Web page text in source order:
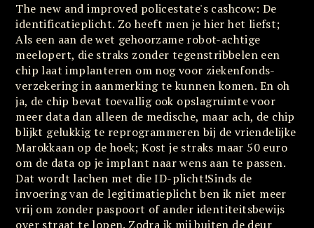
The new and improved policestate's cashcow: De
identificatieplicht. Zo heeft men je hier het liefst;
Als een aan de wet gehoorzame robot-achtige
meelopert, die straks zonder tegenstribbelen een
chip laat implanteren om nog voor ziekenfonds-
verzekering in aanmerking te kunnen komen. En oh
ja, de chip bevat toevallig ook opslagruimte voor
meer data dan alleen de medische, maar ach, de chip
blijkt gelukkig te reprogrammeren bij de vriendelijke
Marokkaan op de hoek; Kost je straks maar 50 euro
om de data op je implant naar wens aan te passen.
Dat wordt lachen met die ID-plicht!Sinds de
invoering van de legitimatieplicht ben ik niet meer
vrij om zonder paspoort of ander identiteitsbewijs
over straat te lopen. Zodra ik mij buiten de deur